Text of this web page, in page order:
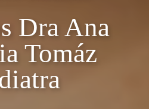
Dra Ana
Tomáz